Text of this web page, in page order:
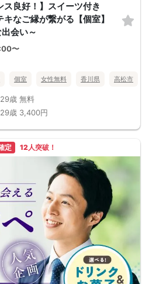
ス良好！】スイーツ付き
なご縁が繋がる【個室】
会い～
〜
個室 女性無料 香川県 高松市
歳 無料
歳 3,400円
定 12人突破！